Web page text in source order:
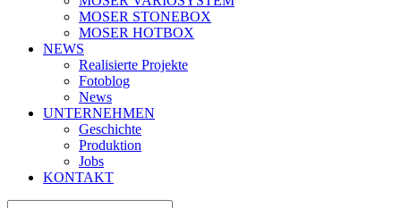
MOSER STONEBOX
MOSER HOTBOX
NEWS
Realisierte Projekte
Fotoblog
News
UNTERNEHMEN
Geschichte
Produktion
Jobs
KONTAKT